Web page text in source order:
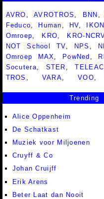
AVRO ,AVROTROS BNN
Feduco
Human HV IKON
Omroep
KRO KRO-
NOT School TV
NPS
Omroep MAX
PowNed
Socutera
STER ,TELEAC
TROS
VARA ,VOO
Trending
Alice Oppenheim
De Schatkast
Muziek voor Miljoenen
Cruyff & Co
Johan Cruijff
Erik Arens
Beter Laat dan Nooit